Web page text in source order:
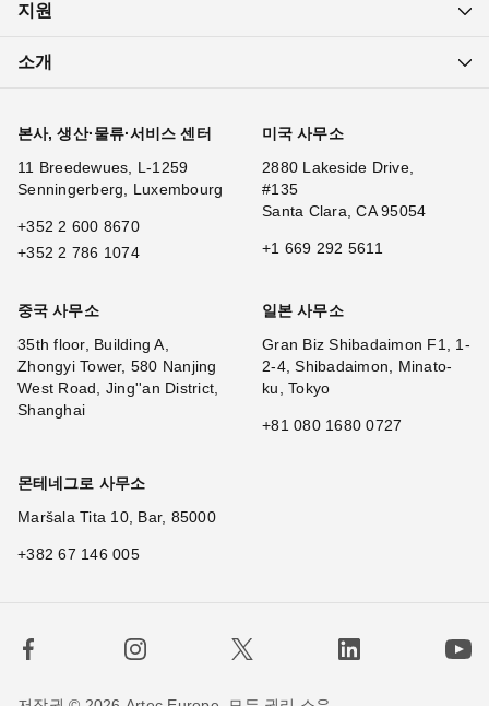
지원
소개
본사, 생산·물류·서비스 센터
11 Breedewues, L-1259
Senningerberg, Luxembourg
+352 2 600 8670
+352 2 786 1074
미국 사무소
2880 Lakeside Drive,
#135
Santa Clara, CA 95054
+1 669 292 5611
중국 사무소
35th floor, Building A,
Zhongyi Tower, 580 Nanjing
West Road, Jing''an District,
Shanghai
일본 사무소
Gran Biz Shibadaimon F1, 1-
2-4, Shibadaimon, Minato-
ku, Tokyo
+81 080 1680 0727
몬테네그로 사무소
Maršala Tita 10, Bar, 85000
+382 67 146 005